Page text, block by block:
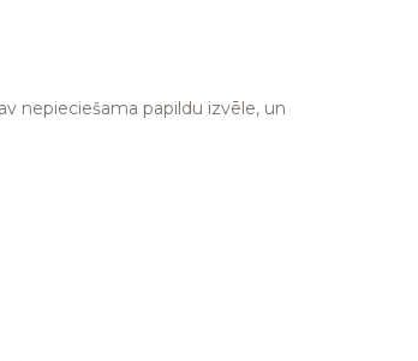
nepieciešama papildu izvēle, un